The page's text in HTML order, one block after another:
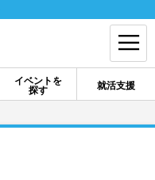
イベントを
探す
就活支援
ログイン